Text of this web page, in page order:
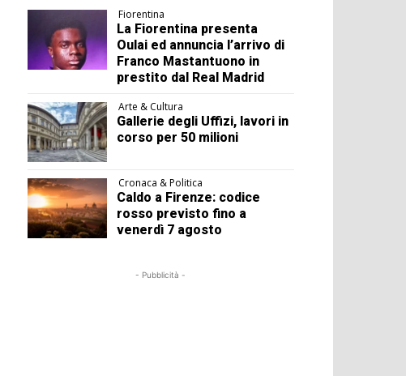
Fiorentina
La Fiorentina presenta
Oulai ed annuncia l’arrivo di
Franco Mastantuono in
prestito dal Real Madrid
Arte & Cultura
Gallerie degli Uffizi, lavori in
corso per 50 milioni
Cronaca & Politica
Caldo a Firenze: codice
rosso previsto fino a
venerdì 7 agosto
- Pubblicità -